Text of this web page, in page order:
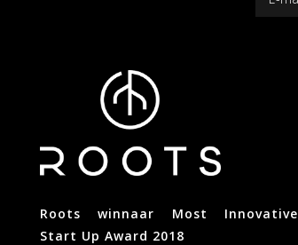
Roots winnaar Most Innovative
Start Up Award 2018